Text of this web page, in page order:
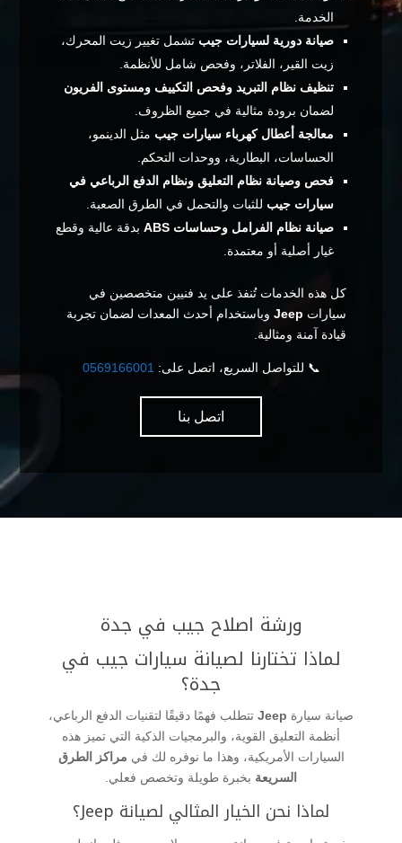
الخدمة.
صيانة دورية لسيارات جيب تشمل تغيير زيت المحرك،
زيت القير، الفلاتر، وفحص شامل للأنظمة.
تنظيف نظام التبريد وفحص التكييف ومستوى الفريون
لضمان برودة مثالية في جميع الظروف.
معالجة أعطال كهرباء سيارات جيب مثل الدينمو،
الحساسات، البطارية، ووحدات التحكم.
فحص وصيانة نظام التعليق ونظام الدفع الرباعي في
سيارات جيب للثبات والتحمل في الطرق الصعبة.
صيانة نظام الفرامل وحساسات ABS
بدقة عالية وقطع
غيار أصلية أو معتمدة.
كل هذه الخدمات تُنفذ على يد فنيين متخصصين في
سيارات Jeep وباستخدام أحدث المعدات لضمان تجربة
قيادة آمنة ومثالية.
📞 للتواصل السريع، اتصل على: 0569166001
اتصل بنا
ورشة اصلاح جيب في جدة
لماذا تختارنا لصيانة سيارات جيب في
جدة؟
صيانة سيارة Jeep تتطلب فهمًا دقيقًا لتقنيات الدفع الرباعي،
أنظمة التعليق القوية، والبرمجيات الذكية التي تميز هذه
السيارات الأمريكية، وهذا ما نوفره لك في مراكز الطرق
السريعة بخبرة طويلة وتخصص فعلي.
لماذا نحن الخيار المثالي لصيانة Jeep؟